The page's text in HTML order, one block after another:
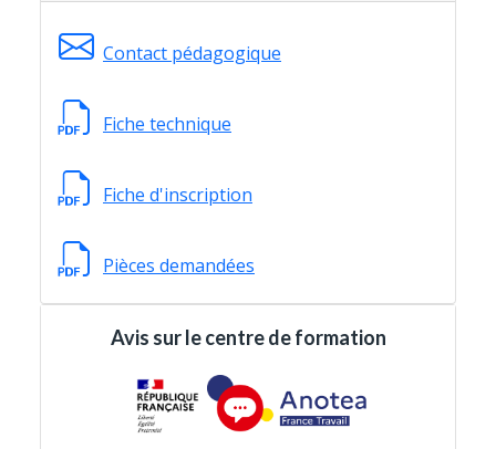
Contact pédagogique
Fiche technique
Fiche d'inscription
Pièces demandées